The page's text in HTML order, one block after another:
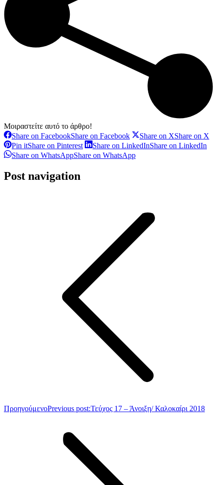
Μοιραστείτε αυτό το άρθρο!
Share on FacebookShare on Facebook Share on XShare on X
Pin itShare on Pinterest Share on LinkedInShare on LinkedIn
Share on WhatsAppShare on WhatsApp
Post navigation
ΠροηγούμενοPrevious post:Τεύχος 17 – Άνοιξη/ Καλοκαίρι 2018